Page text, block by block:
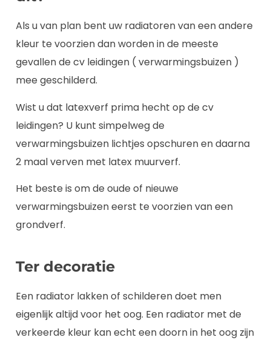
Als u van plan bent uw radiatoren van een andere
kleur te voorzien dan worden in de meeste
gevallen de cv leidingen ( verwarmingsbuizen )
mee geschilderd.
Wist u dat latexverf prima hecht op de cv
leidingen? U kunt simpelweg de
verwarmingsbuizen lichtjes opschuren en daarna
2 maal verven met latex muurverf.
Het beste is om de oude of nieuwe
verwarmingsbuizen eerst te voorzien van een
grondverf.
Ter decoratie
Een radiator lakken of schilderen doet men
eigenlijk altijd voor het oog. Een radiator met de
verkeerde kleur kan echt een doorn in het oog zijn